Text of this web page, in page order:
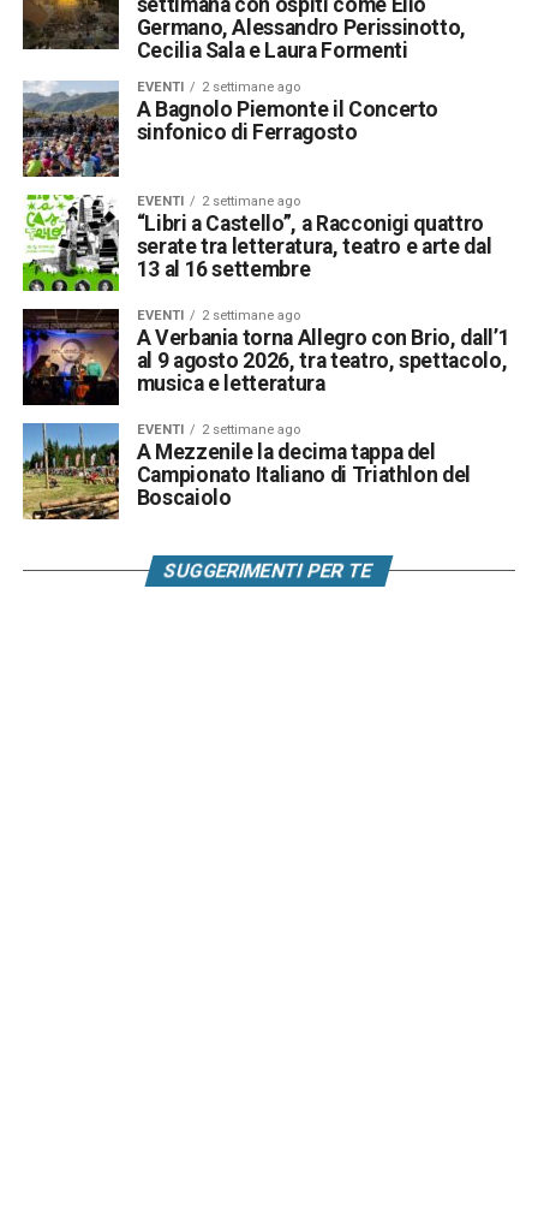
settimana con ospiti come Elio
Germano, Alessandro Perissinotto,
Cecilia Sala e Laura Formenti
EVENTI 2 settimane ago
A Bagnolo Piemonte il Concerto
sinfonico di Ferragosto
EVENTI 2 settimane ago
“Libri a Castello”, a Racconigi quattro
serate tra letteratura, teatro e arte dal
13 al 16 settembre
EVENTI 2 settimane ago
A Verbania torna Allegro con Brio, dall’1
al 9 agosto 2026, tra teatro, spettacolo,
musica e letteratura
EVENTI 2 settimane ago
A Mezzenile la decima tappa del
Campionato Italiano di Triathlon del
Boscaiolo
SUGGERIMENTI PER TE